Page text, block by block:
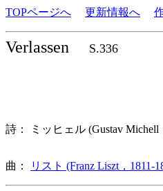
TOPページへ 更新情報へ
Verlassen S.336
詩： ミッヒェル (Gustav
曲： リスト (Franz Liszt，1811-